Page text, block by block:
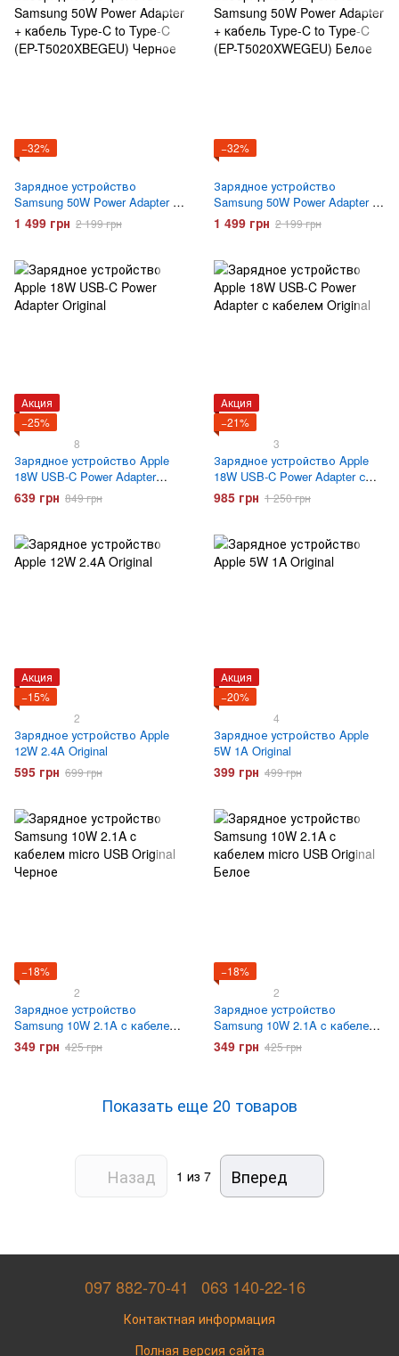
−32%
Зарядное устройство
Samsung 50W Power Adapter +
кабель Type-C to Type-C (EP-
T5020XBEGEU) Черное
1 499 грн 2 199 грн
−32%
Зарядное устройство
Samsung 50W Power Adapter +
кабель Type-C to Type-C (EP-
T5020XWEGEU) Белое
1 499 грн 2 199 грн
Акция
−25%
8
Зарядное устройство Apple
18W USB-C Power Adapter
Original
639 грн 849 грн
Акция
−21%
3
Зарядное устройство Apple
18W USB-C Power Adapter с
кабелем Original
985 грн 1 250 грн
Акция
−15%
2
Зарядное устройство Apple
12W 2.4A Original
595 грн 699 грн
Акция
−20%
4
Зарядное устройство Apple
5W 1A Original
399 грн 499 грн
−18%
2
Зарядное устройство
Samsung 10W 2.1A c кабелем
micro USB Original Черное
349 грн 425 грн
−18%
2
Зарядное устройство
Samsung 10W 2.1A c кабелем
micro USB Original Белое
349 грн 425 грн
Показать еще 20 товаров
Назад 1 из 7 Вперед
097 882-70-41 063 140-22-16
Контактная информация
Полная версия сайта